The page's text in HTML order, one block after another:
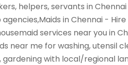
helpers, servants in
in Chennai - Hire
services near you in
near me for washing, utensil
gardening with local/regional